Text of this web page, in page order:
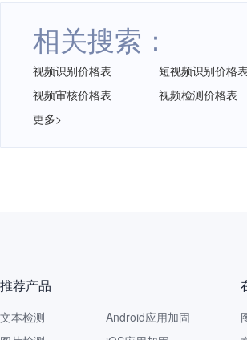
相关搜索：
视频识别价格表 短视频识别价格表
视频审核价格表
视频检测价格表
更多>
推荐产品
文本检测
Android应用加固